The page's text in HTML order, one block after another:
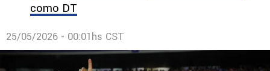
como DT
25/05/2026 - 00:01hs CST